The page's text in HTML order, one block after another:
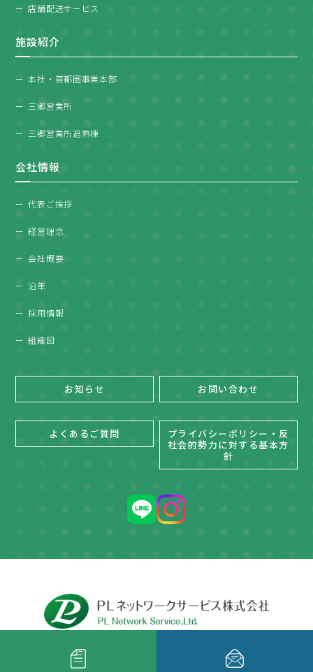
店舗配送サービス
施設紹介
本社・首都圏事業本部
三郷営業所
三郷営業所追熟棟
会社情報
代表ご挨拶
経営理念
会社概要
沿革
採用情報
組織図
お知らせ お問い合わせ
よくあるご質問
プライバシーポリシー・反
社会的勢力に対する基本方
針
Copyright(C) 2015 PL network service.Ltd.All Rights Reserved.